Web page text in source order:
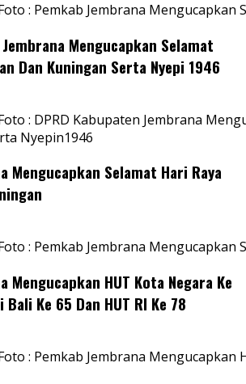
: Pemkab Jembrana Mengucapkan
Mengucapkan Selamat
Dan Kuningan Serta Nyepi 1946
: DPRD Kabupaten Jembrana
Nyepin1946
Mengucapkan Selamat Hari Raya
: Pemkab Jembrana Mengucapkan
Mengucapkan HUT Kota Negara Ke
Ke 65 Dan HUT RI Ke 78
: Pemkab Jembrana Mengucapkan